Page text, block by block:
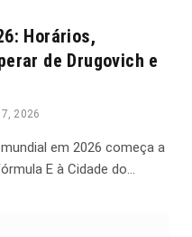
Horários,
de Drugovich e
7, 2026
em 2026 começa a
E à Cidade do…